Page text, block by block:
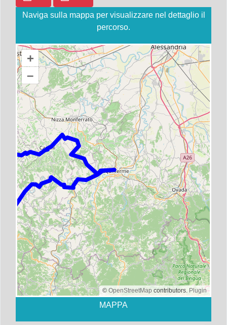
Naviga sulla mappa per visualizzare nel dettaglio il
percorso.
+
–
© OpenStreetMap contributors. Plugin
MAPPA